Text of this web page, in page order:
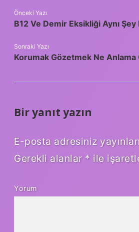
Önceki Yazı
B12 Ve Demir Eksikliği Aynı Şey
Sonraki Yazı
Korumak Gözetmek Ne Anlama
Bir yanıt yazın
E-posta adresiniz
Gerekli alanlar * ile
Yorum